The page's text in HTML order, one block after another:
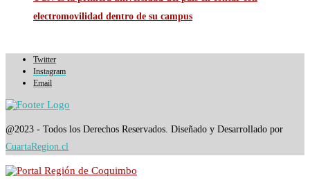
electromovilidad dentro de su campus
Twitter
Instagram
Email
@2023 - Todos los Derechos Reservados. Diseñado y Desarrollado por
CuartaRegion.cl